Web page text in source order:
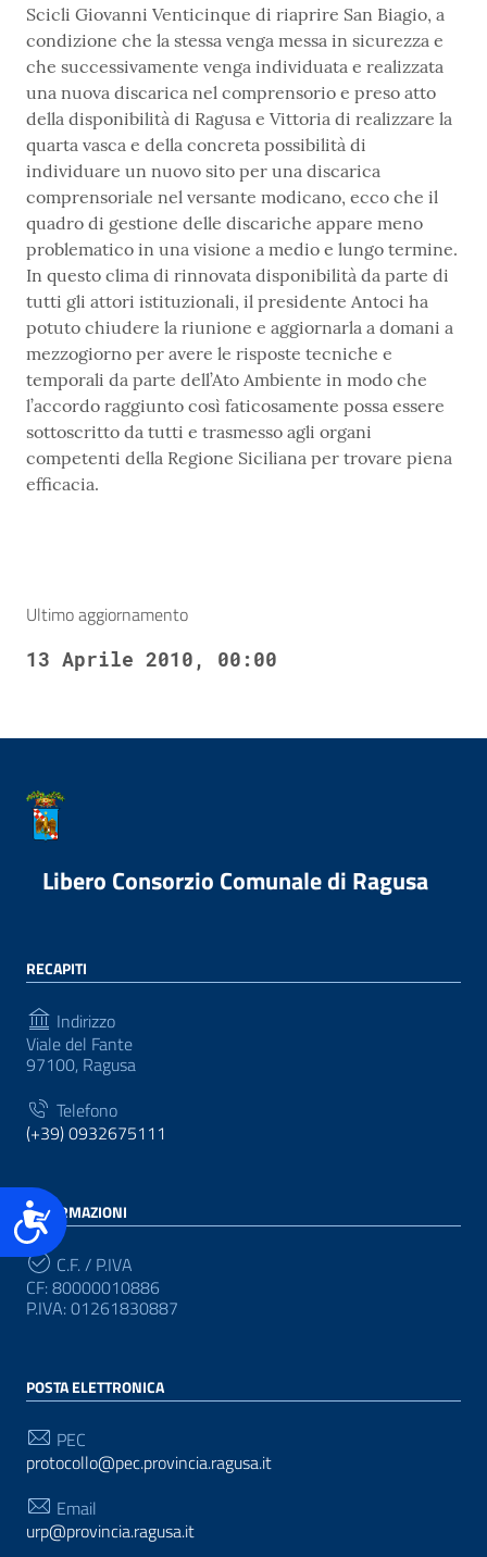
Accessibilità
Scicli Giovanni Venticinque di riaprire San Biagio, a
condizione che la stessa venga messa in sicurezza e
che successivamente venga individuata e realizzata
una nuova discarica nel comprensorio e preso atto
della disponibilità di Ragusa e Vittoria di realizzare la
quarta vasca e della concreta possibilità di
individuare un nuovo sito per una discarica
comprensoriale nel versante modicano, ecco che il
quadro di gestione delle discariche appare meno
problematico in una visione a medio e lungo termine.
In questo clima di rinnovata disponibilità da parte di
tutti gli attori istituzionali, il presidente Antoci ha
potuto chiudere la riunione e aggiornarla a domani a
mezzogiorno per avere le risposte tecniche e
temporali da parte dell’Ato Ambiente in modo che
l’accordo raggiunto così faticosamente possa essere
sottoscritto da tutti e trasmesso agli organi
competenti della Regione Siciliana per trovare piena
efficacia.
Ultimo aggiornamento
13 Aprile 2010, 00:00
Libero Consorzio Comunale di Ragusa
RECAPITI
Indirizzo
Viale del Fante
97100, Ragusa
Telefono
(+39) 0932675111
INFORMAZIONI
C.F. / P.IVA
CF: 80000010886
P.IVA: 01261830887
POSTA ELETTRONICA
PEC
protocollo@pec.provincia.ragusa.it
Email
urp@provincia.ragusa.it